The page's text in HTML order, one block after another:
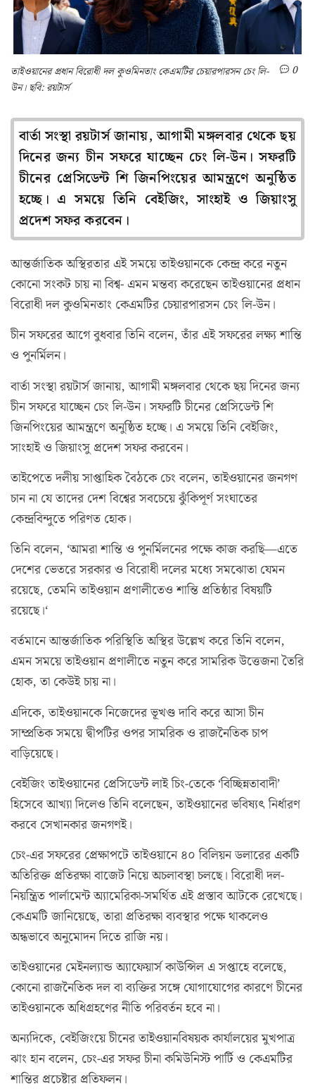
তাইওয়ানের প্রধান বিরোধী দল কুওমিনতাং কেএমটির চেয়ারপারসন চেং লি-
উন। ছবি: রয়টার্স
0
বার্তা সংস্থা রয়টার্স জানায়, আগামী মঙ্গলবার থেকে ছয়
দিনের জন্য চীন সফরে যাচ্ছেন চেং লি-উন। সফরটি
চীনের প্রেসিডেন্ট শি জিনপিংয়ের আমন্ত্রণে অনুষ্ঠিত
হচ্ছে। এ সময়ে তিনি বেইজিং, সাংহাই ও জিয়াংসু
প্রদেশ সফর করবেন।
আন্তর্জাতিক অস্থিরতার এই সময়ে তাইওয়ানকে কেন্দ্র করে নতুন
কোনো সংকট চায় না বিশ্ব- এমন মন্তব্য করেছেন তাইওয়ানের প্রধান
বিরোধী দল কুওমিনতাং কেএমটির চেয়ারপারসন চেং লি-উন।
চীন সফরের আগে বুধবার তিনি বলেন, তাঁর এই সফরের লক্ষ্য শান্তি
ও পুনর্মিলন।
বার্তা সংস্থা রয়টার্স জানায়, আগামী মঙ্গলবার থেকে ছয় দিনের জন্য
চীন সফরে যাচ্ছেন চেং লি-উন। সফরটি চীনের প্রেসিডেন্ট শি
জিনপিংয়ের আমন্ত্রণে অনুষ্ঠিত হচ্ছে। এ সময়ে তিনি বেইজিং,
সাংহাই ও জিয়াংসু প্রদেশ সফর করবেন।
তাইপেতে দলীয় সাপ্তাহিক বৈঠকে চেং বলেন, তাইওয়ানের জনগণ
চান না যে তাদের দেশ বিশ্বের সবচেয়ে ঝুঁকিপূর্ণ সংঘাতের
কেন্দ্রবিন্দুতে পরিণত হোক।
তিনি বলেন, ‘আমরা শান্তি ও পুনর্মিলনের পক্ষে কাজ করছি—এতে
দেশের ভেতরে সরকার ও বিরোধী দলের মধ্যে সমঝোতা যেমন
রয়েছে, তেমনি তাইওয়ান প্রণালীতেও শান্তি প্রতিষ্ঠার বিষয়টি
রয়েছে।‘
বর্তমানে আন্তর্জাতিক পরিস্থিতি অস্থির উল্লেখ করে তিনি বলেন,
এমন সময়ে তাইওয়ান প্রণালীতে নতুন করে সামরিক উত্তেজনা তৈরি
হোক, তা কেউই চায় না।
এদিকে, তাইওয়ানকে নিজেদের ভূখণ্ড দাবি করে আসা চীন
সাম্প্রতিক সময়ে দ্বীপটির ওপর সামরিক ও রাজনৈতিক চাপ
বাড়িয়েছে।
বেইজিং তাইওয়ানের প্রেসিডেন্ট লাই চিং-তেকে ‘বিচ্ছিন্নতাবাদী’
হিসেবে আখ্যা দিলেও তিনি বলেছেন, তাইওয়ানের ভবিষ্যৎ নির্ধারণ
করবে সেখানকার জনগণই।
চেং-এর সফরের প্রেক্ষাপটে তাইওয়ানে ৪০ বিলিয়ন ডলারের একটি
অতিরিক্ত প্রতিরক্ষা বাজেট নিয়ে অচলাবস্থা চলছে। বিরোধী দল-
নিয়ন্ত্রিত পার্লামেন্ট অ্যামেরিকা-সমর্থিত এই প্রস্তাব আটকে রেখেছে।
কেএমটি জানিয়েছে, তারা প্রতিরক্ষা ব্যবস্থার পক্ষে থাকলেও
অন্ধভাবে অনুমোদন দিতে রাজি নয়।
তাইওয়ানের মেইনল্যান্ড অ্যাফেয়ার্স কাউন্সিল এ সপ্তাহে বলেছে,
কোনো রাজনৈতিক দল বা ব্যক্তির সঙ্গে যোগাযোগের কারণে চীনের
তাইওয়ানকে অধিগ্রহণের নীতি পরিবর্তন হবে না।
অন্যদিকে, বেইজিংয়ে চীনের তাইওয়ানবিষয়ক কার্যালয়ের মুখপাত্র
ঝাং হান বলেন, চেং-এর সফর চীনা কমিউনিস্ট পার্টি ও কেএমটির
শান্তির প্রচেষ্টার প্রতিফলন।